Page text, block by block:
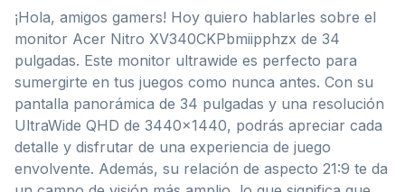
¡Hola, amigos gamers! Hoy quiero hablarles sobre el
monitor Acer Nitro XV340CKPbmiipphzx de 34
pulgadas. Este monitor ultrawide es perfecto para
sumergirte en tus juegos como nunca antes. Con su
pantalla panorámica de 34 pulgadas y una resolución
UltraWide QHD de 3440×1440, podrás apreciar cada
detalle y disfrutar de una experiencia de juego
envolvente. Además, su relación de aspecto 21:9 te da